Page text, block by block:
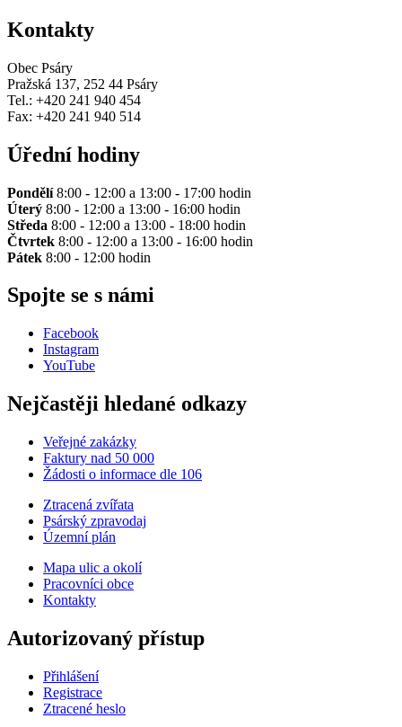
Kontakty
Obec Psáry
Pražská 137, 252 44 Psáry
Tel.: +420 241 940 454
Fax: +420 241 940 514
Úřední hodiny
Pondělí8:00 - 12:00 a 13:00 - 17:00 hodin
Úterý 8:00 - 12:00 a 13:00 - 16:00 hodin
Středa 8:00 - 12:00 a 13:00 - 18:00 hodin
Čtvrtek 8:00 - 12:00 a 13:00 - 16:00 hodin
Pátek 8:00 - 12:00 hodin
Spojte se s námi
Facebook
Instagram
YouTube
Nejčastěji hledané odkazy
Veřejné zakázky
Faktury nad 50 000
Žádosti o informace dle 106
Ztracená zvířata
Psárský zpravodaj
Územní plán
Mapa ulic a okolí
Pracovníci obce
Kontakty
Autorizovaný přístup
Přihlášení
Registrace
Ztracené heslo